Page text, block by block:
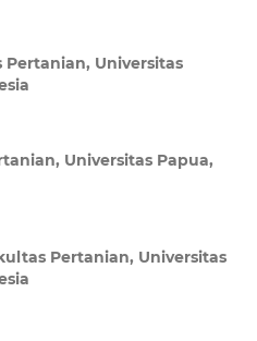
Pertanian, Universitas
Universitas Papua,
Pertanian, Universitas